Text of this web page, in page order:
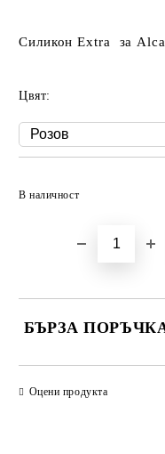
Силикон Extra за
Цвят:
В наличност
БЪРЗА
Оцени продукта